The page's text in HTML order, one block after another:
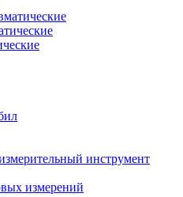
инструмент
измерений